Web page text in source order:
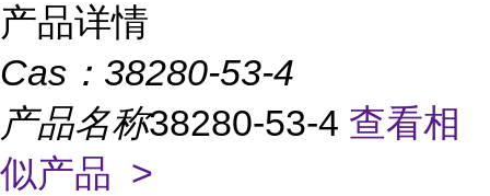
产品详情
Cas： 38280-53-4
产品名称38280-53-4 查看相
似产品 >